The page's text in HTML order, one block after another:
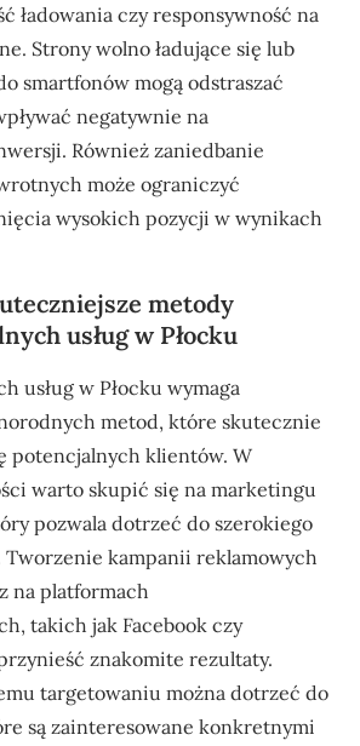
ładowania czy responsywność na
Strony wolno ładujące się lub
smartfonów mogą odstraszać
negatywnie na
Również zaniedbanie
może ograniczyć
wysokich pozycji w wynikach
metody
usług w Płocku
usług w Płocku wymaga
metod, które skutecznie
potencjalnych klientów. W
warto skupić się na marketingu
pozwala dotrzeć do szerokiego
Tworzenie kampanii reklamowych
na platformach
takich jak Facebook czy
znakomite rezultaty.
targetowaniu można dotrzeć do
są zainteresowane konkretnymi